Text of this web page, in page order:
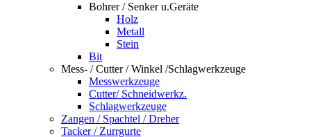
Bohrer / Senker u.Geräte
Holz
Metall
Stein
Bit
Mess- / Cutter / Winkel /Schlagwerkzeuge
Messwerkzeuge
Cutter/ Schneidwerkz.
Schlagwerkzeuge
Zangen / Spachtel / Dreher
Tacker / Zurrgurte